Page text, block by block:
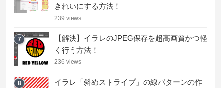
きれいにする方法！
239 views
7
【解決】イラレのJPEG保存を超高画質かつ軽
く行う方法！
236 views
8 イラレ「斜めストライプ」の線パターンの作